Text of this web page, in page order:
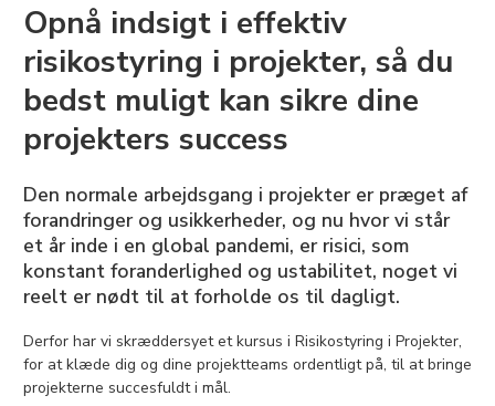
Opnå indsigt i effektiv
risikostyring i projekter, så du
bedst muligt kan sikre dine
projekters success
Den normale arbejdsgang i projekter er præget af
forandringer og usikkerheder, og nu hvor vi står
et år inde i en global pandemi, er risici, som
konstant foranderlighed og ustabilitet, noget vi
reelt er nødt til at forholde os til dagligt.
Derfor har vi skræddersyet et kursus i Risikostyring i Projekter,
for at klæde dig og dine projektteams ordentligt på, til at bringe
projekterne succesfuldt i mål.